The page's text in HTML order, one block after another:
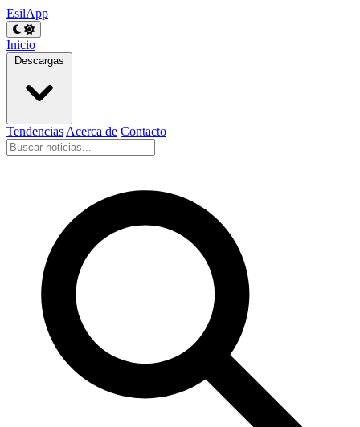
EsilApp
Inicio
Descargas
Tendencias Acerca de Contacto